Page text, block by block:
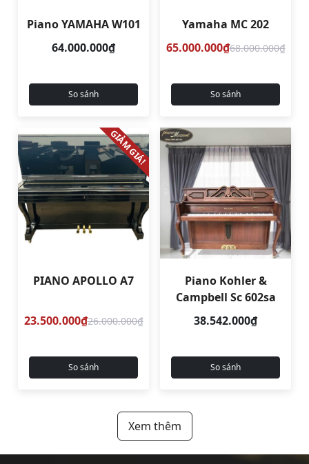
Piano YAMAHA W101
64.000.000₫
So sánh
Yamaha MC 202
65.000.000₫68.000.000₫
So sánh
GIẢM GIÁ!
PIANO APOLLO A7
23.500.000₫26.000.000₫
So sánh
Piano Kohler &
Campbell Sc 602sa
38.542.000₫
So sánh
Xem thêm